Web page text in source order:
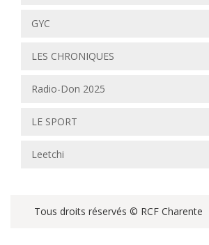
GYC
LES CHRONIQUES
Radio-Don 2025
LE SPORT
Leetchi
Tous droits réservés © RCF Charente